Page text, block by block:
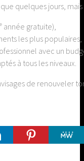
quelques jours,
année gratuite),
les plus populaires,
avec un
à tous les niveaux.
de renouveler